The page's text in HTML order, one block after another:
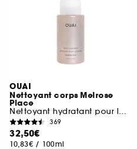
OUAI
Nettoyant corps Melrose
Place
Nettoyant hydratant pour le corps
369
32,50€
10,83€ / 100ml